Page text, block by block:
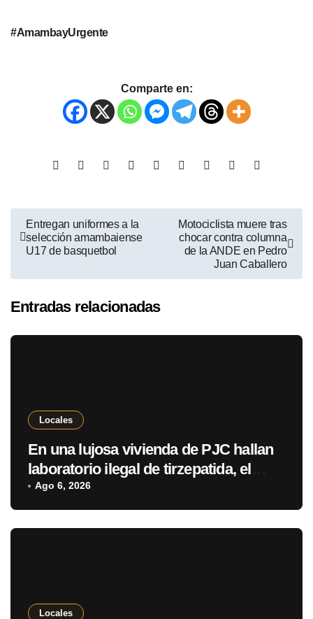
#AmambayUrgente
Comparte en:
Entregan uniformes a la
selección amambaiense
U17 de basquetbol
Motociclista muere tras
chocar contra columna
de la ANDE en Pedro
Juan Caballero
Entradas relacionadas
Locales
En una lujosa vivienda de PJC hallan
laboratorio ilegal de tirzepatida, el
fármaco de moda para adelgazar
Ago 6, 2026
Locales